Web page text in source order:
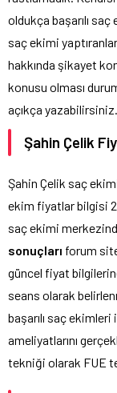
oldukça başarılı
saç ekimi
hakkında şikayet
konusu olması
açıkça yazabilirsiniz.
Şahin Çelik
Şahin Çelik saç
ekim fiyatlar bilgisi
saç ekimi
sonuçları forum
güncel fiyat
seans olarak
başarılı saç
ameliyatlarını
tekniği olarak FUE